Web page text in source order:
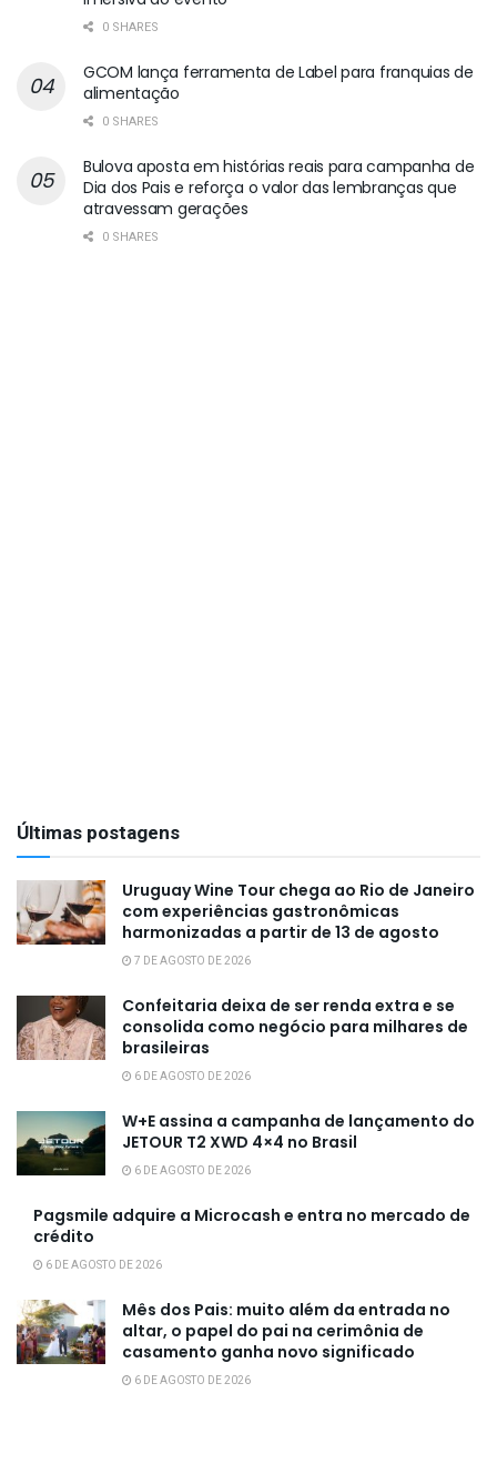
0 SHARES
GCOM lança ferramenta de Label para franquias de
alimentação
0 SHARES
Bulova aposta em histórias reais para campanha de
Dia dos Pais e reforça o valor das lembranças que
atravessam gerações
0 SHARES
Últimas postagens
Uruguay Wine Tour chega ao Rio de Janeiro
com experiências gastronômicas
harmonizadas a partir de 13 de agosto
7 DE AGOSTO DE 2026
Confeitaria deixa de ser renda extra e se
consolida como negócio para milhares de
brasileiras
6 DE AGOSTO DE 2026
W+E assina a campanha de lançamento do
JETOUR T2 XWD 4×4 no Brasil
6 DE AGOSTO DE 2026
Pagsmile adquire a Microcash e entra no mercado de
crédito
6 DE AGOSTO DE 2026
Mês dos Pais: muito além da entrada no
altar, o papel do pai na cerimônia de
casamento ganha novo significado
6 DE AGOSTO DE 2026